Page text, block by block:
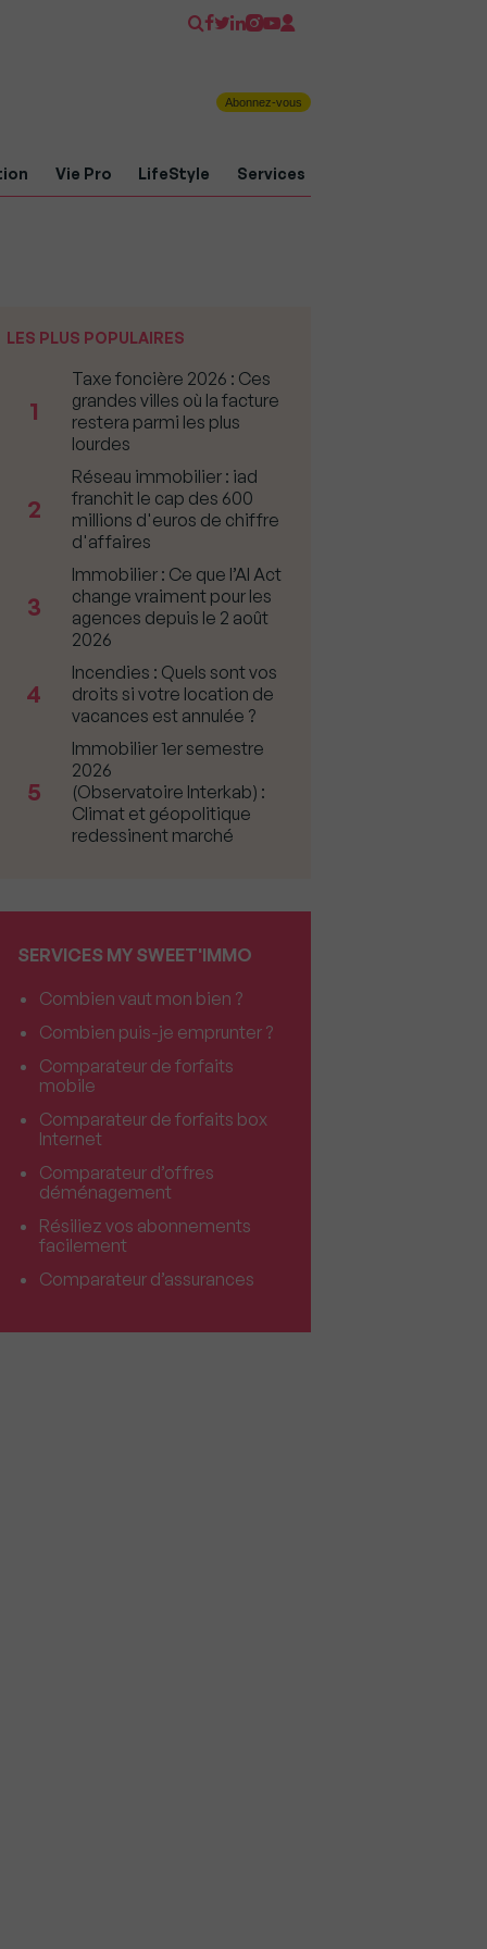
Abonnez-vous
Vie Pro LifeStyle Services
LES PLUS POPULAIRES
1
Taxe foncière 2026 : Ces
grandes villes où la facture
restera parmi les plus
lourdes
2
Réseau immobilier : iad
franchit le cap des 600
millions d'euros de chiffre
d'affaires
3
Immobilier : Ce que l’AI Act
change vraiment pour les
agences depuis le 2 août
2026
4
Incendies : Quels sont vos
droits si votre location de
vacances est annulée ?
5
Immobilier 1er semestre
2026
(Observatoire Interkab) :
Climat et géopolitique
redessinent marché
SERVICES MY SWEET'IMMO
Combien vaut mon bien ?
Combien puis-je emprunter ?
Comparateur de forfaits
mobile
Comparateur de forfaits box
Internet
Comparateur d’offres
déménagement
Résiliez vos abonnements
facilement
Comparateur d’assurances